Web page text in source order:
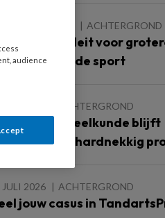
ACHTERGROND
rapport pleit voor
in de sport
ACHTERGROND
tandheelkunde blijft
en hardnekkig
JULI 2026 ACHTERGROND
jouw casus in
audience